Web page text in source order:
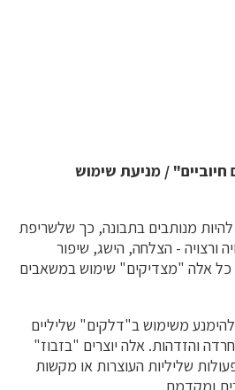
/ מניעת שימוש
להיות מנותבים בתבונה, כך שלשריפת
ורצויה - הצלחה, הישג, שיפור
כל אלה "מצדיקים" שימוש במשאבים
משימוש ב"דלקים" שליליים
והזדהות. אלה יוצרים "בזבוז"
שליליות העוצרות או מקשות